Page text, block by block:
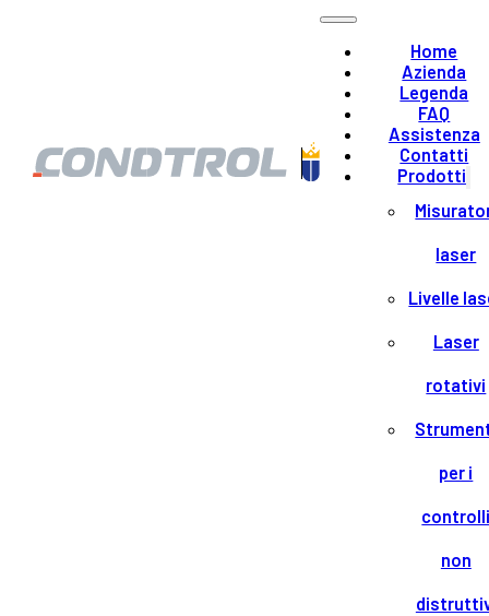
Home
Azienda
Legenda
FAQ
Assistenza
Contatti
Prodotti
laser
Livelle
Laser
rotativi
per i
non